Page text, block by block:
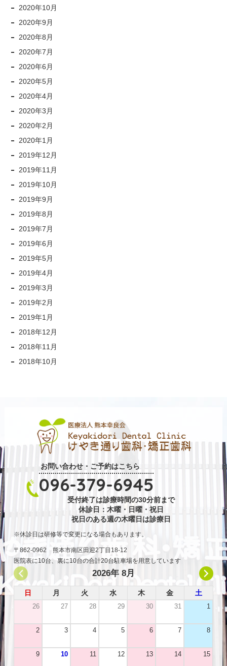
2020年10月
2020年9月
2020年8月
2020年7月
2020年6月
2020年5月
2020年4月
2020年3月
2020年2月
2020年1月
2019年12月
2019年11月
2019年10月
2019年9月
2019年8月
2019年7月
2019年6月
2019年5月
2019年4月
2019年3月
2019年2月
2019年1月
2018年12月
2018年11月
2018年10月
お問い合わせ・ご予約はこちら
096-379-6945
受付終了は診療時間の30分前まで
休診日：木曜・日曜・祝日
祝日のある週の木曜日は診療日
休診日は研修等で変更になる場合もあります。
〒862-0962 熊本市南区田迎2丁目18-12
医院表に10台、裏に10台の合計20台駐車場を用意しています
2026年 8月
日 月 火 水 木 金 土
26 27 28 29 30 31 1
2 3 4 5 6 7 8
9 10 11 12 13 14 15